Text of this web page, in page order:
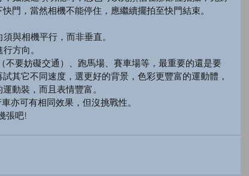
門，當然相機不能停住，應繼續擺拍至快門結束。
與相機平行，而非垂直。
方向。
不要妨礙交通）、跑馬場、賽車場等，最重要的還是要
其它不同速度，選更好的背景，色彩更豐富的運動體，
動裝，而且表情豐富。
亦可有相同效果，但沒挑戰性。
張吧!